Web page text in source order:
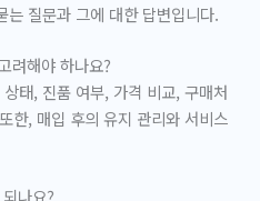
는 질문과 그에 대한 답변입니다.
려해야 하나요?
태, 진품 여부, 가격 비교, 구매처
한, 매입 후의 유지 관리와 서비스
나요?